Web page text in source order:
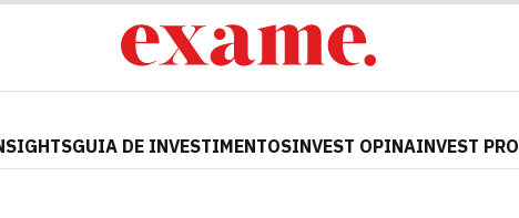
GUIA DE INVESTIMENTOSINVEST OPINAINVEST PRO